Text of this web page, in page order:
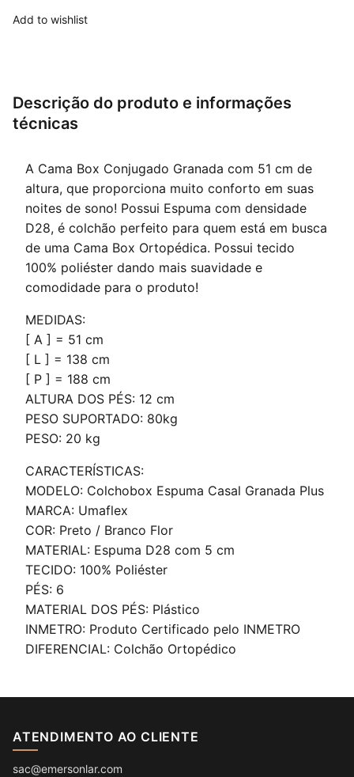
Add to wishlist
Descrição do produto e informações
técnicas
A Cama Box Conjugado Granada com 51 cm de
altura, que proporciona muito conforto em suas
noites de sono! Possui Espuma com densidade
D28, é colchão perfeito para quem está em busca
de uma Cama Box Ortopédica. Possui tecido
100% poliéster dando mais suavidade e
comodidade para o produto!
MEDIDAS:
[ A ] = 51 cm
[ L ] = 138 cm
[ P ] = 188 cm
ALTURA DOS PÉS: 12 cm
PESO SUPORTADO: 80kg
PESO: 20 kg
CARACTERÍSTICAS:
MODELO: Colchobox Espuma Casal Granada Plus
MARCA: Umaflex
COR: Preto / Branco Flor
MATERIAL: Espuma D28 com 5 cm
TECIDO: 100% Poliéster
PÉS: 6
MATERIAL DOS PÉS: Plástico
INMETRO: Produto Certificado pelo INMETRO
DIFERENCIAL: Colchão Ortopédico
ATENDIMENTO AO CLIENTE
sac@emersonlar.com